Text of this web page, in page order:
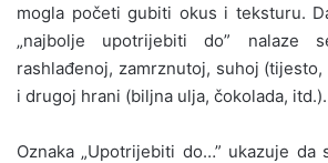
mogla početi gubiti okus i teksturu.
„najbolje upotrijebiti do” nalaze
rashlađenoj, zamrznutoj, suhoj
i drugoj hrani (biljna ulja, čokolada, itd.).
Oznaka „Upotrijebiti do…” ukazuje da